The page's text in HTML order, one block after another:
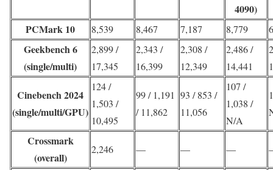
4090)
PCMark 10 8,539 8,467 7,187 8,779
Geekbench 6
(single/multi)
2,899 /
17,345
2,343 /
16,399
2,308 /
12,349
2,486 /
14,441
Cinebench 2024
(single/multi/GPU)
124 /
1,503 /
10,495
99 / 1,191
/ 11,862
93 / 853 /
11,056
107 /
1,038 /
N/A
Crossmark
(overall)
2,246 — — —